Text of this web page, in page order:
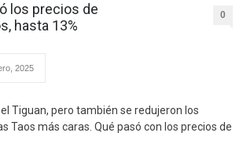
los precios de
hasta 13%
0
2025
Tiguan, pero también se redujeron los
Taos más caras. Qué pasó con los precios de